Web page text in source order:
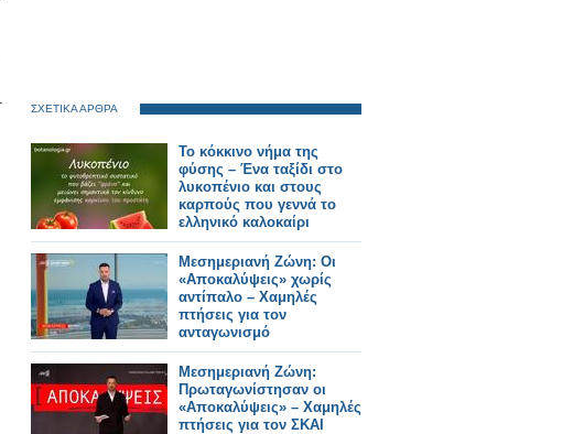
ΣΧΕΤΙΚΑ ΑΡΘΡΑ
Το κόκκινο νήμα της
φύσης – Ένα ταξίδι στο
λυκοπένιο και στους
καρπούς που γεννά το
ελληνικό καλοκαίρι
Μεσημεριανή Ζώνη: Οι
«Αποκαλύψεις» χωρίς
αντίπαλο – Χαμηλές
πτήσεις για τον
ανταγωνισμό
Μεσημεριανή Ζώνη:
Πρωταγωνίστησαν οι
«Αποκαλύψεις» – Χαμηλές
πτήσεις για τον ΣΚΑΙ